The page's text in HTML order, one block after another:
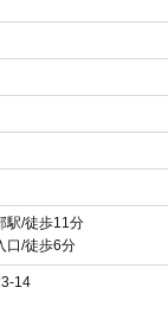
駅/徒歩11分
口/徒歩6分
14